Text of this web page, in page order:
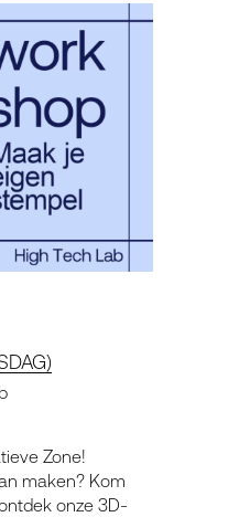
Zone!
maken? Kom
onze 3D-